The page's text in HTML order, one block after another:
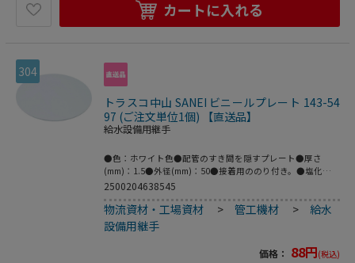
カートに入れる
304
トラスコ中山 SANEI ビニールプレート 143-54
97 (ご注文単位1個) 【直送品】
給水設備用継手
●色：ホワイト色●配管のすき間を隠すプレート●厚さ
(mm)：1.5●外径(mm)：50●接着用ののり付き。●塩化ビ
ニル樹脂
2500204638545
物流資材・工場資材 >管工機材 > 給水
設備用継手
価格： 88円(税込)